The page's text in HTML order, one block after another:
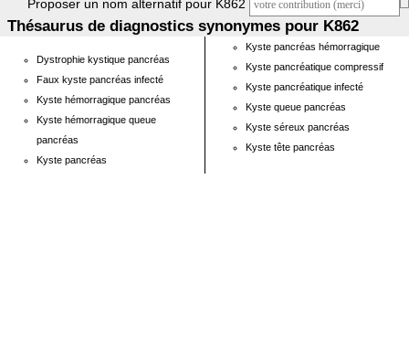
Proposer un nom alternatif pour K862
Thésaurus de diagnostics synonymes pour K862
Dystrophie kystique pancréas
Faux kyste pancréas infecté
Kyste hémorragique pancréas
Kyste hémorragique queue
pancréas
Kyste pancréas
Kyste pancréas hémorragique
Kyste pancréatique compressif
Kyste pancréatique infecté
Kyste queue pancréas
Kyste séreux pancréas
Kyste tête pancréas